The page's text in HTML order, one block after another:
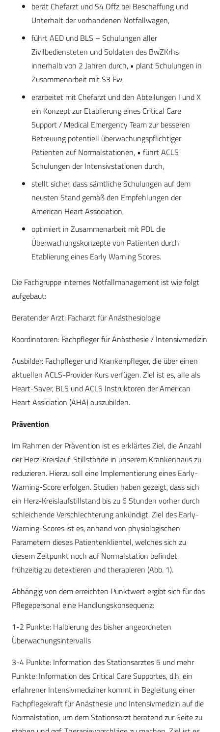
berät Chefarzt und S4 Offz bei Beschaffung und
Unterhalt der vorhandenen Notfallwagen,
führt AED und BLS – Schulungen aller
Zivilbediensteten und Soldaten des BwZKrhs
innerhalb von 2 Jahren durch, • plant Schulungen in
Zusammenarbeit mit S3 Fw,
erarbeitet mit Chefarzt und den Abteilungen I und X
ein Konzept zur Etablierung eines Critical Care
Support / Medical Emergency Team zur besseren
Betreuung potentiell überwachungspflichtiger
Patienten auf Normalstationen, • führt ACLS
Schulungen der Intensivstationen durch,
stellt sicher, dass sämtliche Schulungen auf dem
neusten Stand gemäß den Empfehlungen der
American Heart Association,
optimiert in Zusammenarbeit mit PDL die
Überwachungskonzepte von Patienten durch
Etablierung eines Early Warning Scores.
Die Fachgruppe internes Notfallmanagement ist wie folgt
aufgebaut:
Beratender Arzt: Facharzt für Anästhesiologie
Koordinatoren: Fachpfleger für Anästhesie / Intensivmedizin
Ausbilder: Fachpfleger und Krankenpfleger, die über einen
aktuellen ACLS-Provider Kurs verfügen. Ziel ist es, alle als
Heart-Saver, BLS und ACLS Instruktoren der American
Heart Assiciation (AHA) auszubilden.
Prävention
Im Rahmen der Prävention ist es erklärtes Ziel, die Anzahl
der Herz-Kreislauf-Stillstände in unserem Krankenhaus zu
reduzieren. Hierzu soll eine Implementierung eines Early-
Warning-Score erfolgen. Studien haben gezeigt, dass sich
ein Herz-Kreislaufstillstand bis zu 6 Stunden vorher durch
schleichende Verschlechterung ankündigt. Ziel des Early-
Warning-Scores ist es, anhand von physiologischen
Parametern dieses Patientenklientel, welches sich zu
diesem Zeitpunkt noch auf Normalstation befindet,
frühzeitig zu detektieren und therapieren (Abb. 1).
Abhängig von dem erreichten Punktwert ergibt sich für das
Pflegepersonal eine Handlungskonsequenz:
1-2 Punkte: Halbierung des bisher angeordneten
Überwachungsintervalls
3-4 Punkte: Information des Stationsarztes 5 und mehr
Punkte: Information des Critical Care Supportes, d.h. ein
erfahrener Intensivmediziner kommt in Begleitung einer
Fachpflegekraft für Anästhesie und Intensivmedizin auf die
Normalstation, um dem Stationsarzt beratend zur Seite zu